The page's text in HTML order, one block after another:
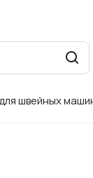
швейных